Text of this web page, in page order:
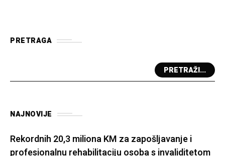
PRETRAGA
PRETRAŽI...
NAJNOVIJE
Rekordnih 20,3 miliona KM za zapošljavanje i
profesionalnu rehabilitaciju osoba s invaliditetom